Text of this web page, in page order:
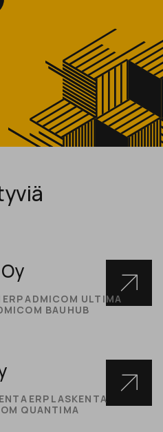
ERPADMICOM ULTIMA
BAUHUB
ERP LASKENTA
QUANTIMA